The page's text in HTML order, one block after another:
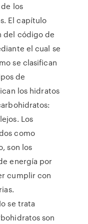
los
El capítulo
del código de
el cual se
se clasifican
de
los hidratos
Los
como
son los
energía por
cumplir con
se trata
son